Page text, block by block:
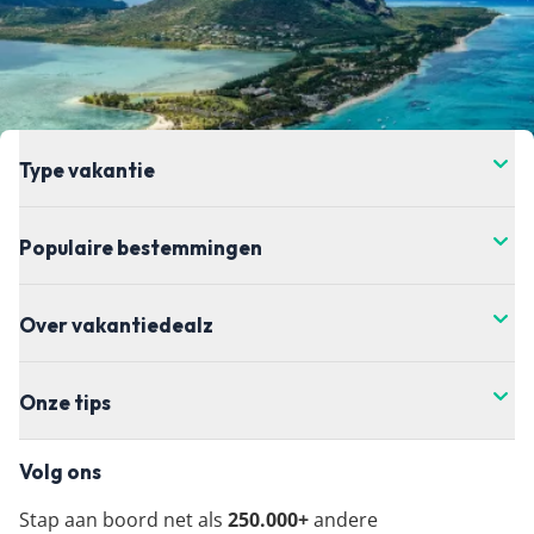
Type vakantie
Populaire bestemmingen
Over vakantiedealz
Onze tips
Volg ons
Stap aan boord net als 250.000+andere